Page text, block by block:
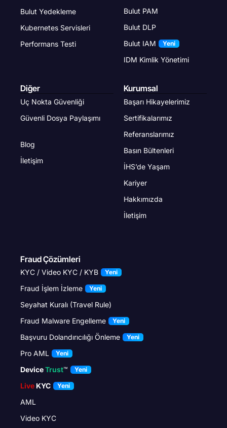
Bulut Yedekleme
Kubernetes Servisleri
Performans Testi
Bulut PAM
Bulut DLP
Bulut IAM
Yeni
IDM Kimlik Yönetimi
Diğer
Uç Nokta Güvenliği
Güvenli Dosya Paylaşımı
Blog
İletişim
Kurumsal
Başarı Hikayelerimiz
Sertifikalarımız
Referanslarımız
Basın Bültenleri
İHS’de Yaşam
Kariyer
Hakkımızda
İletişim
Fraud Çözümleri
KYC / Video KYC / KYB Yeni
Fraud İşlem İzleme Yeni
Seyahat Kuralı (Travel Rule)
Fraud Malware Engelleme
Yeni
Başvuru Dolandırıcılığı Önleme Yeni
Pro AML Yeni
DeviceTrust™ Yeni
Live KYC Yeni
AML
Video KYC